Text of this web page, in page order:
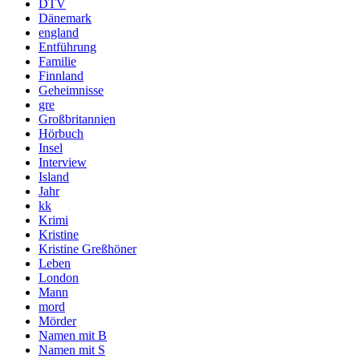
DTV
Dänemark
england
Entführung
Familie
Finnland
Geheimnisse
gre
Großbritannien
Hörbuch
Insel
Interview
Island
Jahr
kk
Krimi
Kristine
Kristine Greßhöner
Leben
London
Mann
mord
Mörder
Namen mit B
Namen mit S